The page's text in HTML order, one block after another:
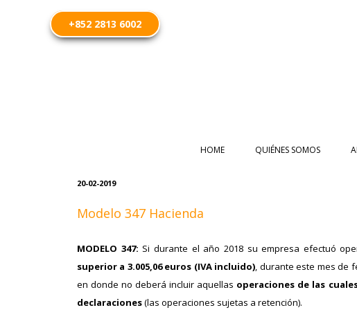
+852 2813 6002
HOME QUIÉNES SOMOS
20-02-2019
Modelo 347 Hacienda
MODELO 347: Si durante el año 2018 su empresa efectuó
superior a 3.005,06 euros (IVA incluido), durante este mes de
en donde no deberá incluir aquellas operaciones de las
declaraciones(las operaciones sujetas a retención).